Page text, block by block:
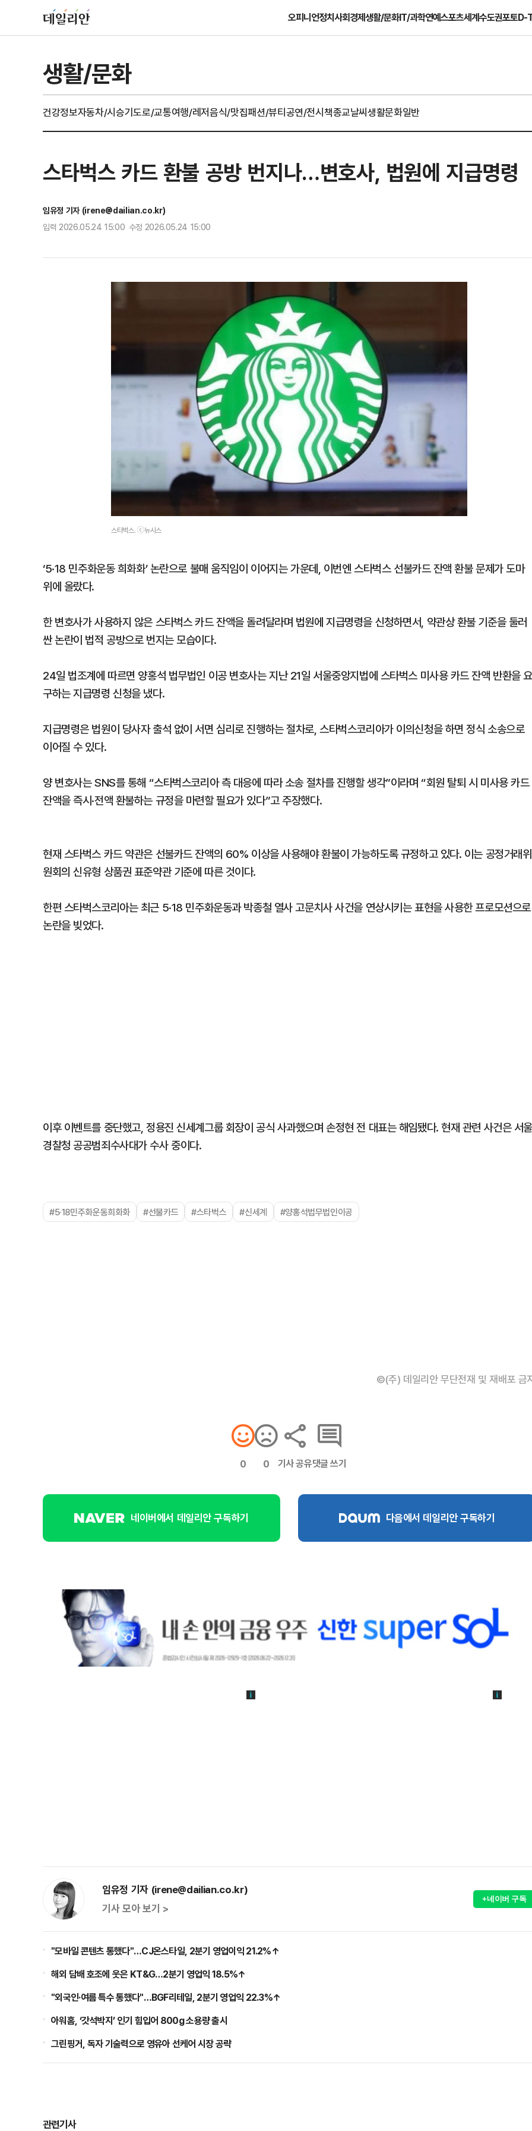
오피니언정치사회경제생활/문화IT/과학연예스포츠세계수도권포토D-
생활/문화
건강정보자동차/시승기도로/교통여행/레저음식/맛집패션/뷰티공연/전시책종교날씨생활문화일반
스타벅스 카드 환불 공방 번지나…변호사, 법원에 지급명령
임유정 기자 (irene@dailian.co.kr)
입력 2026.05.24 15:00 수정 2026.05.24 15:00
스타벅스. ⓒ뉴시스
‘5·18 민주화운동 희화화’ 논란으로 불매 움직임이 이어지는 가운데, 이번엔 스타벅스 선불카드 잔액 환불 문제가 도마
위에 올랐다.
한 변호사가 사용하지 않은 스타벅스 카드 잔액을 돌려달라며 법원에 지급명령을 신청하면서, 약관상 환불 기준을 둘러
싼 논란이 법적 공방으로 번지는 모습이다.
24일 법조계에 따르면 양홍석 법무법인 이공 변호사는 지난 21일 서울중앙지법에 스타벅스 미사용 카드 잔액 반환을
구하는 지급명령 신청을 냈다.
지급명령은 법원이 당사자 출석 없이 서면 심리로 진행하는 절차로, 스타벅스코리아가 이의신청을 하면 정식 소송으로
이어질 수 있다.
양 변호사는 SNS를 통해 “스타벅스코리아 측 대응에 따라 소송 절차를 진행할 생각”이라며 “회원 탈퇴 시 미사용 카드
잔액을 즉시·전액 환불하는 규정을 마련할 필요가 있다”고 주장했다.
현재 스타벅스 카드 약관은 선불카드 잔액의 60% 이상을 사용해야 환불이 가능하도록 규정하고 있다. 이는 공정거래위
원회의 신유형 상품권 표준약관 기준에 따른 것이다.
한편 스타벅스코리아는 최근 5·18 민주화운동과 박종철 열사 고문치사 사건을 연상시키는 표현을 사용한 프로모션으로
논란을 빚었다.
이후 이벤트를 중단했고, 정용진 신세계그룹 회장이 공식 사과했으며 손정현 전 대표는 해임됐다. 현재 관련 사건은 서
경찰청 공공범죄수사대가 수사 중이다.
#5·18민주화운동희화화 #선불카드 #스타벅스 #신세계 #양홍석법무법인이공
©(주) 데일리안 무단전재 및 재배포 금
0 0 기사 공유댓글 쓰기
네이버에서 데일리안 구독하기 다음에서 데일리안 구독하기
임유정 기자 (irene@dailian.co.kr)
기사 모아 보기 >
+네이버 구독
"모바일 콘텐츠 통했다"…CJ온스타일, 2분기 영업이익 21.2%↑
해외 담배 호조에 웃은 KT&G…2분기 영업익 18.5%↑
"외국인·여름 특수 통했다"…BGF리테일, 2분기 영업익 22.3%↑
아워홈, ‘갓석박지’ 인기 힘입어 800g 소용량 출시
그린핑거, 독자 기술력으로 영유아 선케어 시장 공략
관련기사